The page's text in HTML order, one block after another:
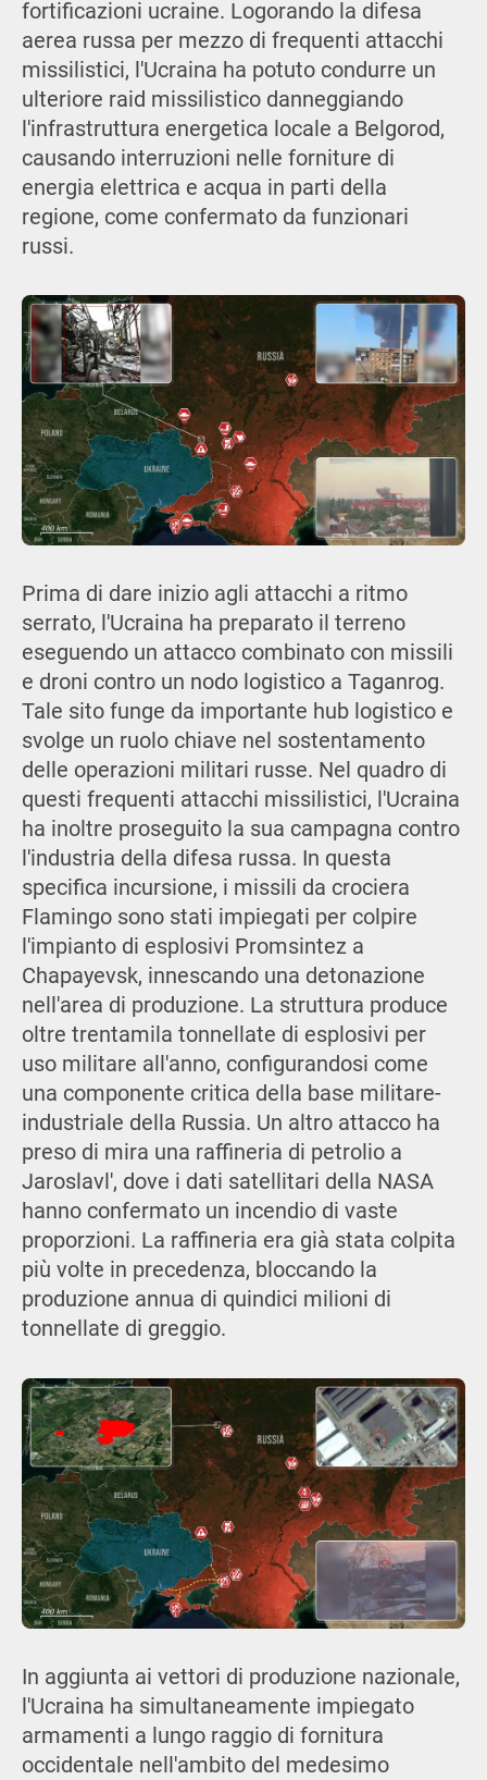
fortificazioni ucraine. Logorando la difesa
aerea russa per mezzo di frequenti attacchi
missilistici, l'Ucraina ha potuto condurre un
ulteriore raid missilistico danneggiando
l'infrastruttura energetica locale a Belgorod,
causando interruzioni nelle forniture di
energia elettrica e acqua in parti della
regione, come confermato da funzionari
russi.
Prima di dare inizio agli attacchi a ritmo
serrato, l'Ucraina ha preparato il terreno
eseguendo un attacco combinato con missili
e droni contro un nodo logistico a Taganrog.
Tale sito funge da importante hub logistico e
svolge un ruolo chiave nel sostentamento
delle operazioni militari russe. Nel quadro di
questi frequenti attacchi missilistici, l'Ucraina
ha inoltre proseguito la sua campagna contro
l'industria della difesa russa. In questa
specifica incursione, i missili da crociera
Flamingo sono stati impiegati per colpire
l'impianto di esplosivi Promsintez a
Chapayevsk, innescando una detonazione
nell'area di produzione. La struttura produce
oltre trentamila tonnellate di esplosivi per
uso militare all'anno, configurandosi come
una componente critica della base militare-
industriale della Russia. Un altro attacco ha
preso di mira una raffineria di petrolio a
Jaroslavl', dove i dati satellitari della NASA
hanno confermato un incendio di vaste
proporzioni. La raffineria era già stata colpita
più volte in precedenza, bloccando la
produzione annua di quindici milioni di
tonnellate di greggio.
In aggiunta ai vettori di produzione nazionale,
l'Ucraina ha simultaneamente impiegato
armamenti a lungo raggio di fornitura
occidentale nell'ambito del medesimo